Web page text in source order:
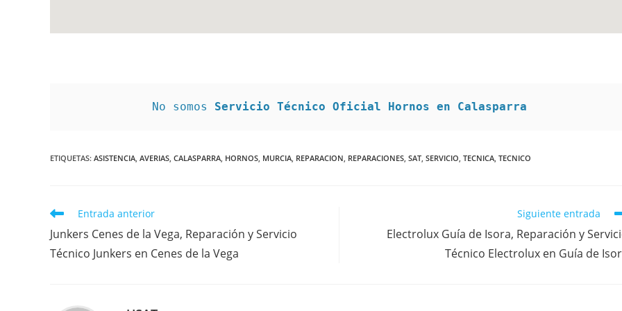
No somos Servicio Técnico Oficial Hornos en Calasparra
ETIQUETAS: ASISTENCIA, AVERIAS, CALASPARRA, HORNOS, MURCIA, REPARACION, REPARACIONES, SAT, SERVICIO, TECNICA, TECNICO
Leer
más
artículos
Entrada anterior
Junkers Cenes de la Vega, Reparación y Servicio
Técnico Junkers en Cenes de la Vega
Siguiente entrada
Electrolux Guía de Isora, Reparación y
Técnico Electrolux en Guía de